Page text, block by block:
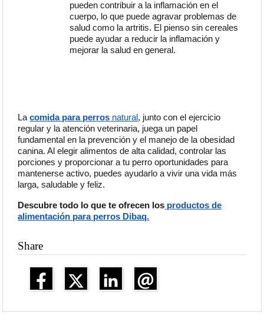
pueden contribuir a la inflamación en el
cuerpo, lo que puede agravar problemas de
salud como la artritis. El pienso sin cereales
puede ayudar a reducir la inflamación y
mejorar la salud en general.
Lacomida para perros natural, junto con el ejercicio
regular y la atención veterinaria, juega un papel
fundamental en la prevención y el manejo de la obesidad
canina. Al elegir alimentos de alta calidad, controlar las
porciones y proporcionar a tu perro oportunidades para
mantenerse activo, puedes ayudarlo a vivir una vida más
larga, saludable y feliz.
Descubre todo lo que te ofrecen los productos de
alimentación para perros Dibaq.
Share